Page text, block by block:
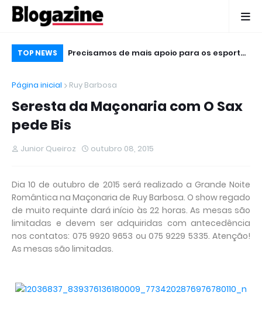
TOP NEWS
em
Precisamos de mais apoio para os esportes
Página inicial Ruy Barbosa
Seresta da Maçonaria com O Sax
pede Bis
Junior Queiroz outubro 08, 2015
Dia 10 de outubro de 2015 será realizado a Grande Noite
Romântica na Maçonaria de Ruy Barbosa. O show regado
de muito requinte dará início às 22 horas. As mesas são
limitadas e devem ser adquiridas com antecedência
nos contatos: 075 9920 9653 ou 075 9229 5335. Atenção!
As mesas são limitadas.